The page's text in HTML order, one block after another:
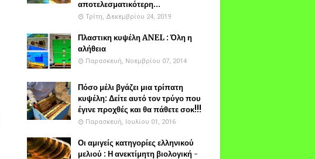
αποτελεσματικότερη...
Τρίτη, Δεκεμβρίου 24, 2019
Πλαστικη κυψέλη ANEL : Όλη η
αλήθεια
Παρασκευή, Νοεμβρίου 07, 2014
Πόσο μέλι βγάζει μια τρίπατη
κυψέλη: Δείτε αυτό τον τρύγο που
έγινε προχθές και θα πάθετε σοκ!!!
Παρασκευή, Ιουλίου 01, 2016
Οι αμιγείς κατηγορίες ελληνικού
μελιού : Η ανεκτίμητη βιολογική -